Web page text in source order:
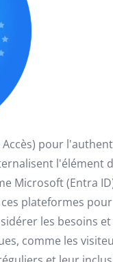
pour
l'élément
Microsoft (Entra
plateformes
les besoins
comme les